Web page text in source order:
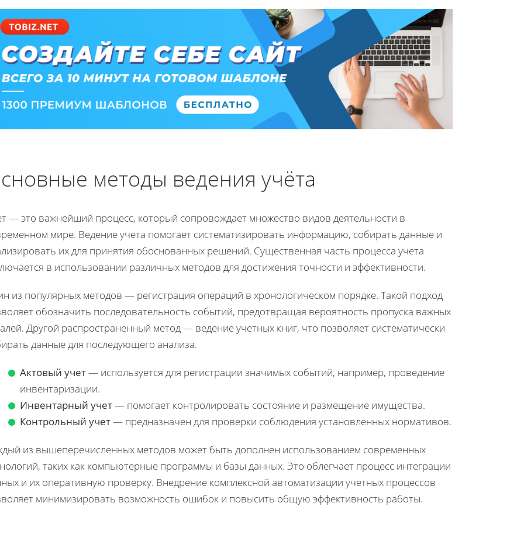
методы ведения учёта
— это важнейший процесс, который сопровождает множество видов деятельности в
мире. Ведение учета помогает систематизировать информацию, собирать данные и
их для принятия обоснованных решений. Существенная часть процесса учета
в использовании различных методов для достижения точности и эффективности.
из популярных методов — регистрация операций в хронологическом порядке. Такой подход
обозначить последовательность событий, предотвращая вероятность пропуска важных
Другой распространенный метод — ведение учетных книг, что позволяет систематически
данные для последующего анализа.
Актовый учет— используется для регистрации значимых событий, например, проведение
инвентаризации.
Инвентарный учет— помогает контролировать состояние и размещение имущества.
Контрольный учет— предназначен для проверки соблюдения установленных нормативов.
из вышеперечисленных методов может быть дополнен использованием современных
таких как компьютерные программы и базы данных. Это облегчает процесс интеграции
и их оперативную проверку. Внедрение комплексной автоматизации учетных процессов
минимизировать возможность ошибок и повысить общую эффективность работы.